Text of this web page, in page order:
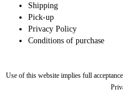
Shipping
Pick-up
Privacy Policy
Conditions of purchase
Use of this website implies full